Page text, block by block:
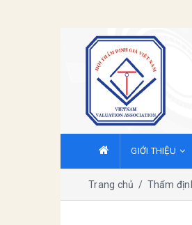
GIỚI THIỆU
Trang chủ / Thẩm